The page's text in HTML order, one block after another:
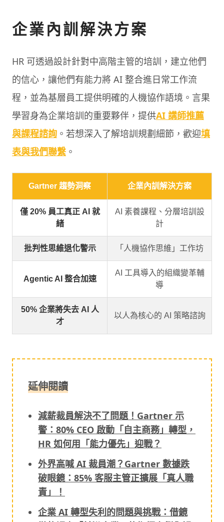
企業內訓解決方案
HR 可透過設計針對中高階主管的培訓，建立他們
的信心，讓他們有能力將 AI 整合進日常工作流
程，並為基層員工提供明確的人機協作語境。言果
學習身為企業培訓的重要夥伴，提供AI 講師推薦
與課程諮詢 。若想深入了解培訓規劃細節，歡迎填
表與我們聯繫。
Gartner 趨勢洞察 企業內訓解決方案
僅 20% 員工真正 AI 就
緒
AI 素養課程、分層培訓設
計
批判性思維退化警示 「人機協作思維」工作坊
Agentic AI 整合加速
AI 工具導入的組織變革輔
導
50% 企業將失去 AI 人
才
以人為核心的 AI 策略諮詢
延伸閱讀
減薪裁員解決不了問題！Gartner 示
警：80% CEO 啟動「自主商務」轉型，
HR 如何用「能力優先」迎戰？
外界高喊 AI 裁員潮？Gartner 數據跌
破眼鏡：85% 客服主管正擴展「真人職
責」！
企業 AI 轉型失利的問題與挑戰：借鏡